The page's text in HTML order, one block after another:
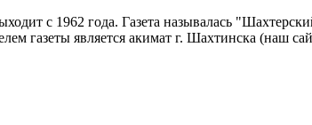
с 1962 года. Газета называлась
газеты является акимат г. Шахтинска (наш